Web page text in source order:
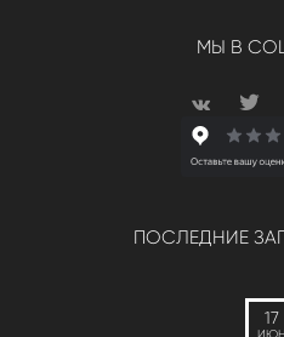
МЫ В
ПОСЛЕДНИЕ
17
ИЮН